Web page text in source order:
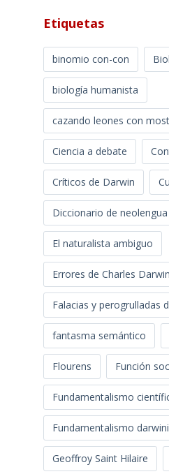
Etiquetas
binomio con-con
biología humanista
cazando leones con
Ciencia a debate
Críticos de Darwin
Diccionario de neolengua
El naturalista ambiguo
Errores de Charles Darwin
Falacias y perogrulladas
fantasma semántico
Flourens Función
Fundamentalismo
Fundamentalismo
Geoffroy Saint Hilaire